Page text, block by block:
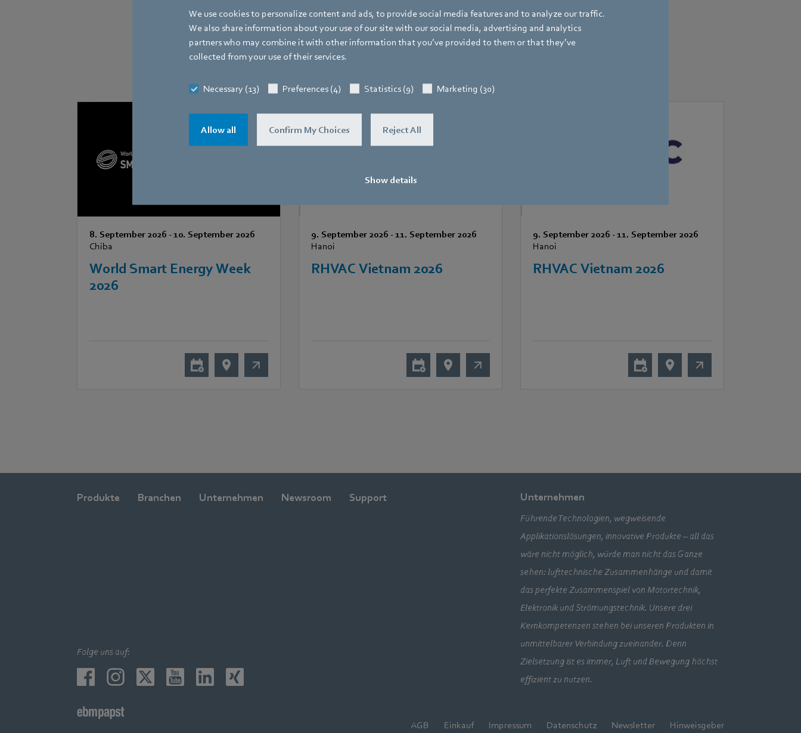
We use cookies to personalize content and ads, to provide social media features and to analyze our traffic.
We also share information about your use of our site with our social media, advertising and analytics
partners who may combine it with other information that you’ve provided to them or that they’ve
collected from your use of their services.
Necessary (13) Preferences (4) Statistics (9) Marketing (30)
Allow all Confirm My Choices Reject All
Show details
Weitere Veranstaltungen
Das könnte Sie auch interessieren
8. September 2026 -10. September 2026
Chiba
World Smart Energy Week
2026
9. September 2026 -11. September 2026
Hanoi
RHVAC Vietnam 2026
9. September 2026 -11. September 2026
Hanoi
RHVAC Vietnam 2026
Produkte Branchen Unternehmen Newsroom Support Unternehmen
Führende Technologien, wegweisende
Applikationslösungen, innovative Produkte – all das
wäre nicht möglich, würde man nicht das Ganze
sehen: lufttechnische Zusammenhänge und damit
das perfekte Zusammenspiel von Motortechnik,
Elektronik und Strömungstechnik. Unsere drei
Kernkompetenzen stehen bei unseren Produkten in
unmittelbarer Verbindung zueinander. Denn
Zielsetzung ist es immer, Luft und Bewegung höchst
effizient zu nutzen.
AGB Einkauf Impressum Datenschutz Newsletter Hinweisgeber
Folge uns auf: